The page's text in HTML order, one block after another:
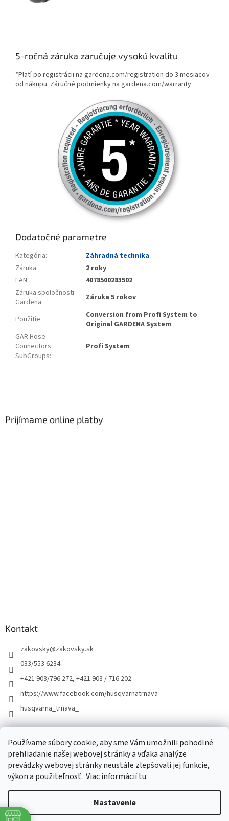
Používame súbory cookie, aby sme Vám umožnili pohodlné
prehliadanie našej webovej stránky a vďaka analýze
prevádzky webovej stránky neustále zlepšovali jej funkcie,
výkon a použiteľnosť. Viac informáciítu.
Nastavenie
5-ročná záruka zaručuje vysokú kvalitu
*Platí po registrácii na gardena.com/registration do 3 mesiacov
od nákupu. Záručné podmienky na gardena.com/warranty.
Dodatočné parametre
Kategória:
Záhradná technika
Záruka:
2 roky
EAN:
4078500283502
Záruka spoločnosti
Gardena: Záruka 5 rokov
Použitie:
Conversion from Profi System to
Original GARDENA System
GAR Hose
Connectors
SubGroups:
Profi System
Prijímame online platby
Kontakt
zakovsky@zakovsky.sk
033/553 6234
+421 903/796 272, +421 903 / 716 202
https://www.facebook.com/husqvarnatrnava
husqvarna_trnava_
Facebook
Vytvoril Shoptet